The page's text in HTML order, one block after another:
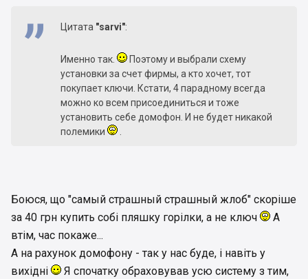
Цитата "sarvi":
Именно так.
Поэтому и выбрали схему
установки за счет фирмы, а кто хочет, тот
покупает ключи. Кстати, 4 парадному всегда
можно ко всем присоединиться и тоже
установить себе домофон. И не будет никакой
полемики
.
Боюся, що "самый страшный страшный жлоб" скоріше
за 40 грн купить собі пляшку горілки, а не ключ
А
втім, час покаже...
А на рахунок домофону - так у нас буде, і навіть у
вихідні
Я спочатку обраховував усю систему з тим,